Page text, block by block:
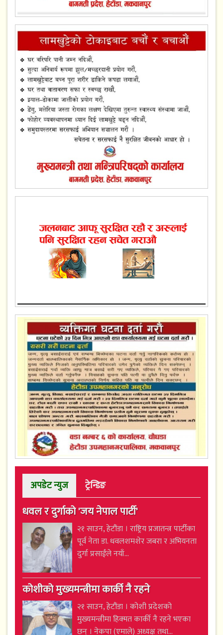
अपडेट न्युज ट्रेन्डिङ
धवल र दुर्गाको 'जय नेपाल पार्टी'
२१ साउन, हेटौंडा । राष्ट्रिय प्रजातन्त्र पार्टीका
पूर्व नेता डा. धवलशमशेर जबरा र अभियनता
दुर्गा प्रसाईंले नयाँ...
कोशीको मुख्यमन्त्रीमा कार्की नै रहने
२१ साउन, हेटौंडा । कोशी प्रदेशको
मुख्यमन्त्रीमा हिक्मत कार्की नै रहने भएका
छन् । नेकपा (एमाले) अध्यक्ष तथा...